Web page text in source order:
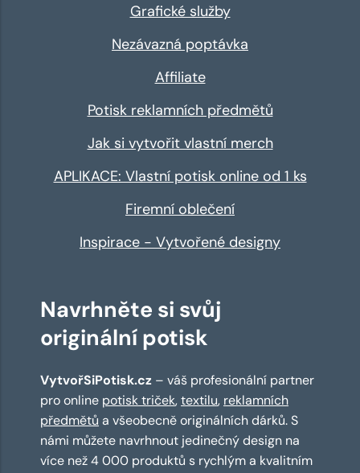
Grafické služby
Nezávazná poptávka
Affiliate
Potisk reklamních předmětů
Jak si vytvořit vlastní merch
APLIKACE: Vlastní potisk online od 1 ks
Firemní oblečení
Inspirace - Vytvořené designy
Navrhněte si svůj
originální potisk
VytvořSiPotisk.cz – váš profesionální partner
pro online potisk triček,textilu, reklamních
předmětů a všeobecně originálních dárků. S
námi můžete navrhnout jedinečný design na
více než 4 000 produktů s rychlým a kvalitním